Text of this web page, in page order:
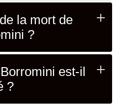
la mort de
?
est-il
?